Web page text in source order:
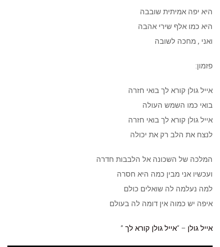
היא יפה אמיתית שובבה
היא כמו אלף שירי אהבה
ואני , מחכה לשובה
פזמון:
אייל גולן קורא לך בואי חזרה
בואי כמו השמש העולה
אייל גולן קורא לך בואי חזרה
לנצח את הלב רק את יכולה
המלכה של השכונה אל הלבבות חדרה
ועכשיו אני מבין כמה היא חסרה
למה נעלמה לה שואלים כולם
איפה יש כמוה אין דומה לה בעולם
אייל גולן – “אייל גולן קורא לך ”